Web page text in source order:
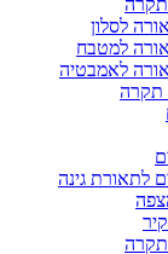
תקרה
לסלון
למטבח
לאמבטיה
תקרה
לתאורת גינה
תקרה